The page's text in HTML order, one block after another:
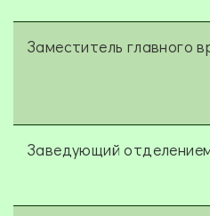
Заместитель главного
Заведующий